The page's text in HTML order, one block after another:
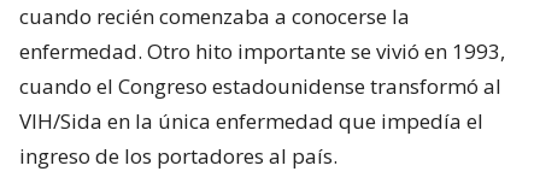
cuando recién comenzaba a conocerse la
enfermedad. Otro hito importante se vivió en 1993,
cuando el Congreso estadounidense transformó al
VIH/Sida en la única enfermedad que impedía el
ingreso de los portadores al país.